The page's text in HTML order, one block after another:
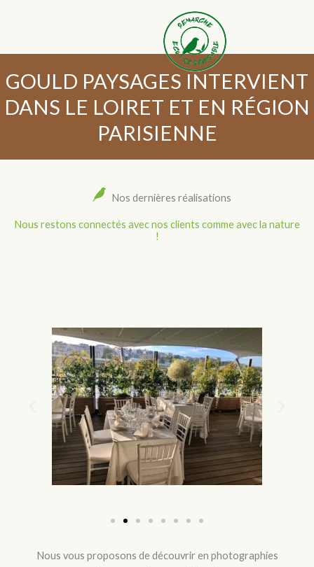
GOULD PAYSAGES INTERVIENT
DANS LE LOIRET ET EN RÉGION
PARISIENNE
Nos dernières réalisations
Nous restons connectés avec nos clients comme avec la nature
!
Nous vous proposons de découvrir en photographies